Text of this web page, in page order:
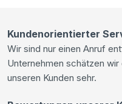
Kundenorientierter
Wir sind nur einen Anruf
Unternehmen schätzen
unseren Kunden sehr.